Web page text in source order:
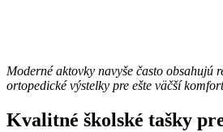
Moderné aktovky navyše často obsahujú
ortopedické výstelky pre ešte väčší
Kvalitné školské tašky